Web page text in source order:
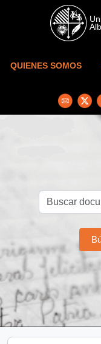
Skip to main content
QUIENES SOMOS